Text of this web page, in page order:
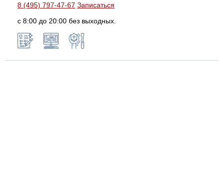
8 (495) 797-47-67 Записаться
с 8:00 до 20:00 без выходных.